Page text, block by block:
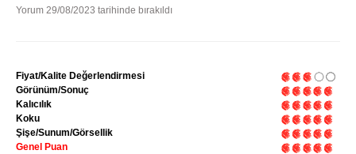
Yorum 29/08/2023 tarihinde bırakıldı
Fiyat/Kalite Değerlendirmesi
Görünüm/Sonuç
Kalıcılık
Koku
Şişe/Sunum/Görsellik
Genel Puan